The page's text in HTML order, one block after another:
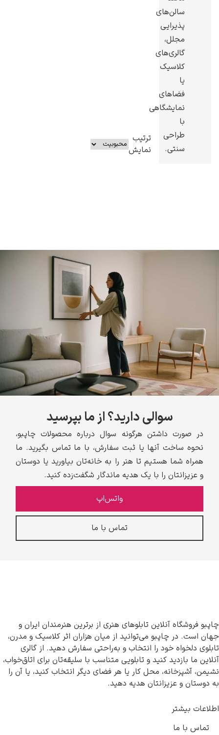
سالن‌های
پذیرایی
مجلل،
گالری‌های
کلاسیک
یا
فضاهای
نمایشگاهی
با
طراحی
سنتی.
ترتیب
نمایش
سوالی دارید؟ از ما بپرسید
در صورت داشتن هرگونه سوال درباره محصولات چاپبو،
نحوه ساخت آنها یا ثبت سفارش، با ما تماس بگیرید. ما
همراه شما هستیم تا هنر را به خانه‌تان بیاورید یا دوستان
و عزیزانتان را با یک هدیه ماندگار شگفت‌زده کنید.
واتس‌اپ
تماس با ما
چاپبو فروشگاه آنلاین تابلوهای هنری از برترین هنرمندان ایران و
جهان است. در چاپبو می‌توانید از میان هزاران اثر کلاسیک و مدرن،
تابلوی دلخواه خود را انتخاب و به‌راحتی سفارش دهید. از گالری
آنلاین ما بازدید کنید و تابلویی متناسب با سلیقه‌تان برای اتاق‌خواب،
نشیمن، آشپزخانه، محل کار یا هر فضای دیگر انتخاب کنید، یا آن را
به دوستان و عزیزانتان هدیه دهید.
اطلاعات بیشتر
تماس با ما